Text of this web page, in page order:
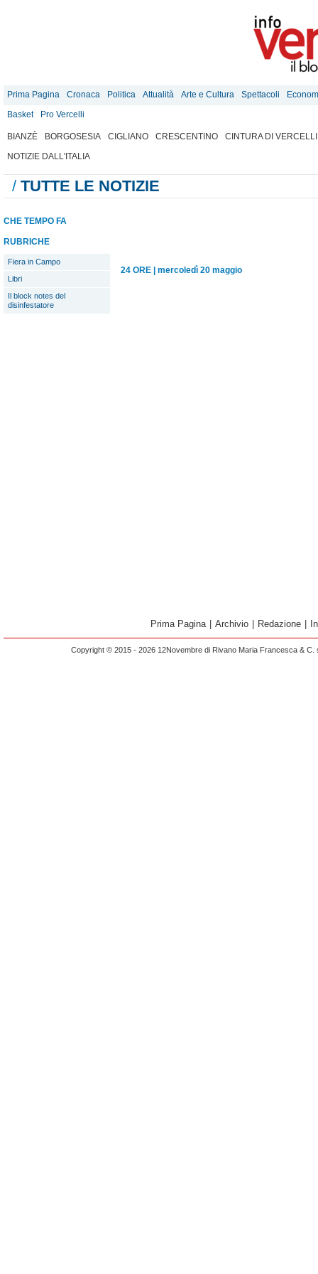
Prima Pagina Cronaca Politica Attualità Arte e Cultura Spettacoli
Basket
Pro Vercelli
BIANZÈ BORGOSESIA CIGLIANO CRESCENTINO
CINTURA DI VERCELLI
NOTIZIE DALL'ITALIA
/ TUTTE LE NOTIZIE
CHE TEMPO FA
RUBRICHE
Fiera in Campo
Libri
Il block notes del
disinfestatore
24 ORE mercoledì 20 maggio
Prima Pagina Archivio Redazione
Copyright © 2015 - 2026 12Novembre di Rivano Maria Francesca &